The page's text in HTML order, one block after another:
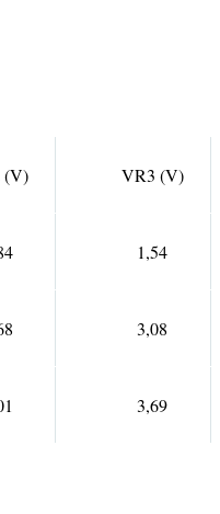
(V) VR3 (V)
1,54
3,08
3,69